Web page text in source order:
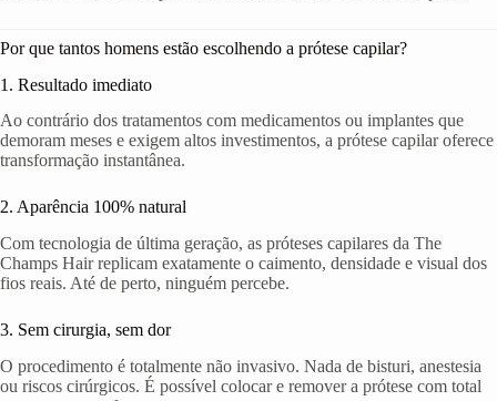
Por que tantos homens estão escolhendo a prótese capilar?
1. Resultado imediato
Ao contrário dos tratamentos com medicamentos ou implantes que
demoram meses e exigem altos investimentos, a prótese capilar oferece
transformação instantânea.
2. Aparência 100% natural
Com tecnologia de última geração, as próteses capilares da The
Champs Hair replicam exatamente o caimento, densidade e visual dos
fios reais. Até de perto, ninguém percebe.
3. Sem cirurgia, sem dor
O procedimento é totalmente não invasivo. Nada de bisturi, anestesia
ou riscos cirúrgicos. É possível colocar e remover a prótese com total